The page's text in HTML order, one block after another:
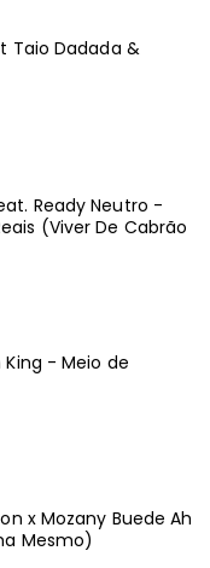
Taio Dadada &
Ready Neutro -
(Viver De Cabrão
King - Meio de
x Mozany Buede Ah
Mesmo)